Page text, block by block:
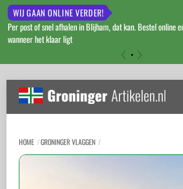
WIJ GAAN ONLINE VERDER!
Per post of snel afhalen in Blijham, dat kan. Bestel online
wanneer het klaar ligt
content
HOME GRONINGER VLAGGEN